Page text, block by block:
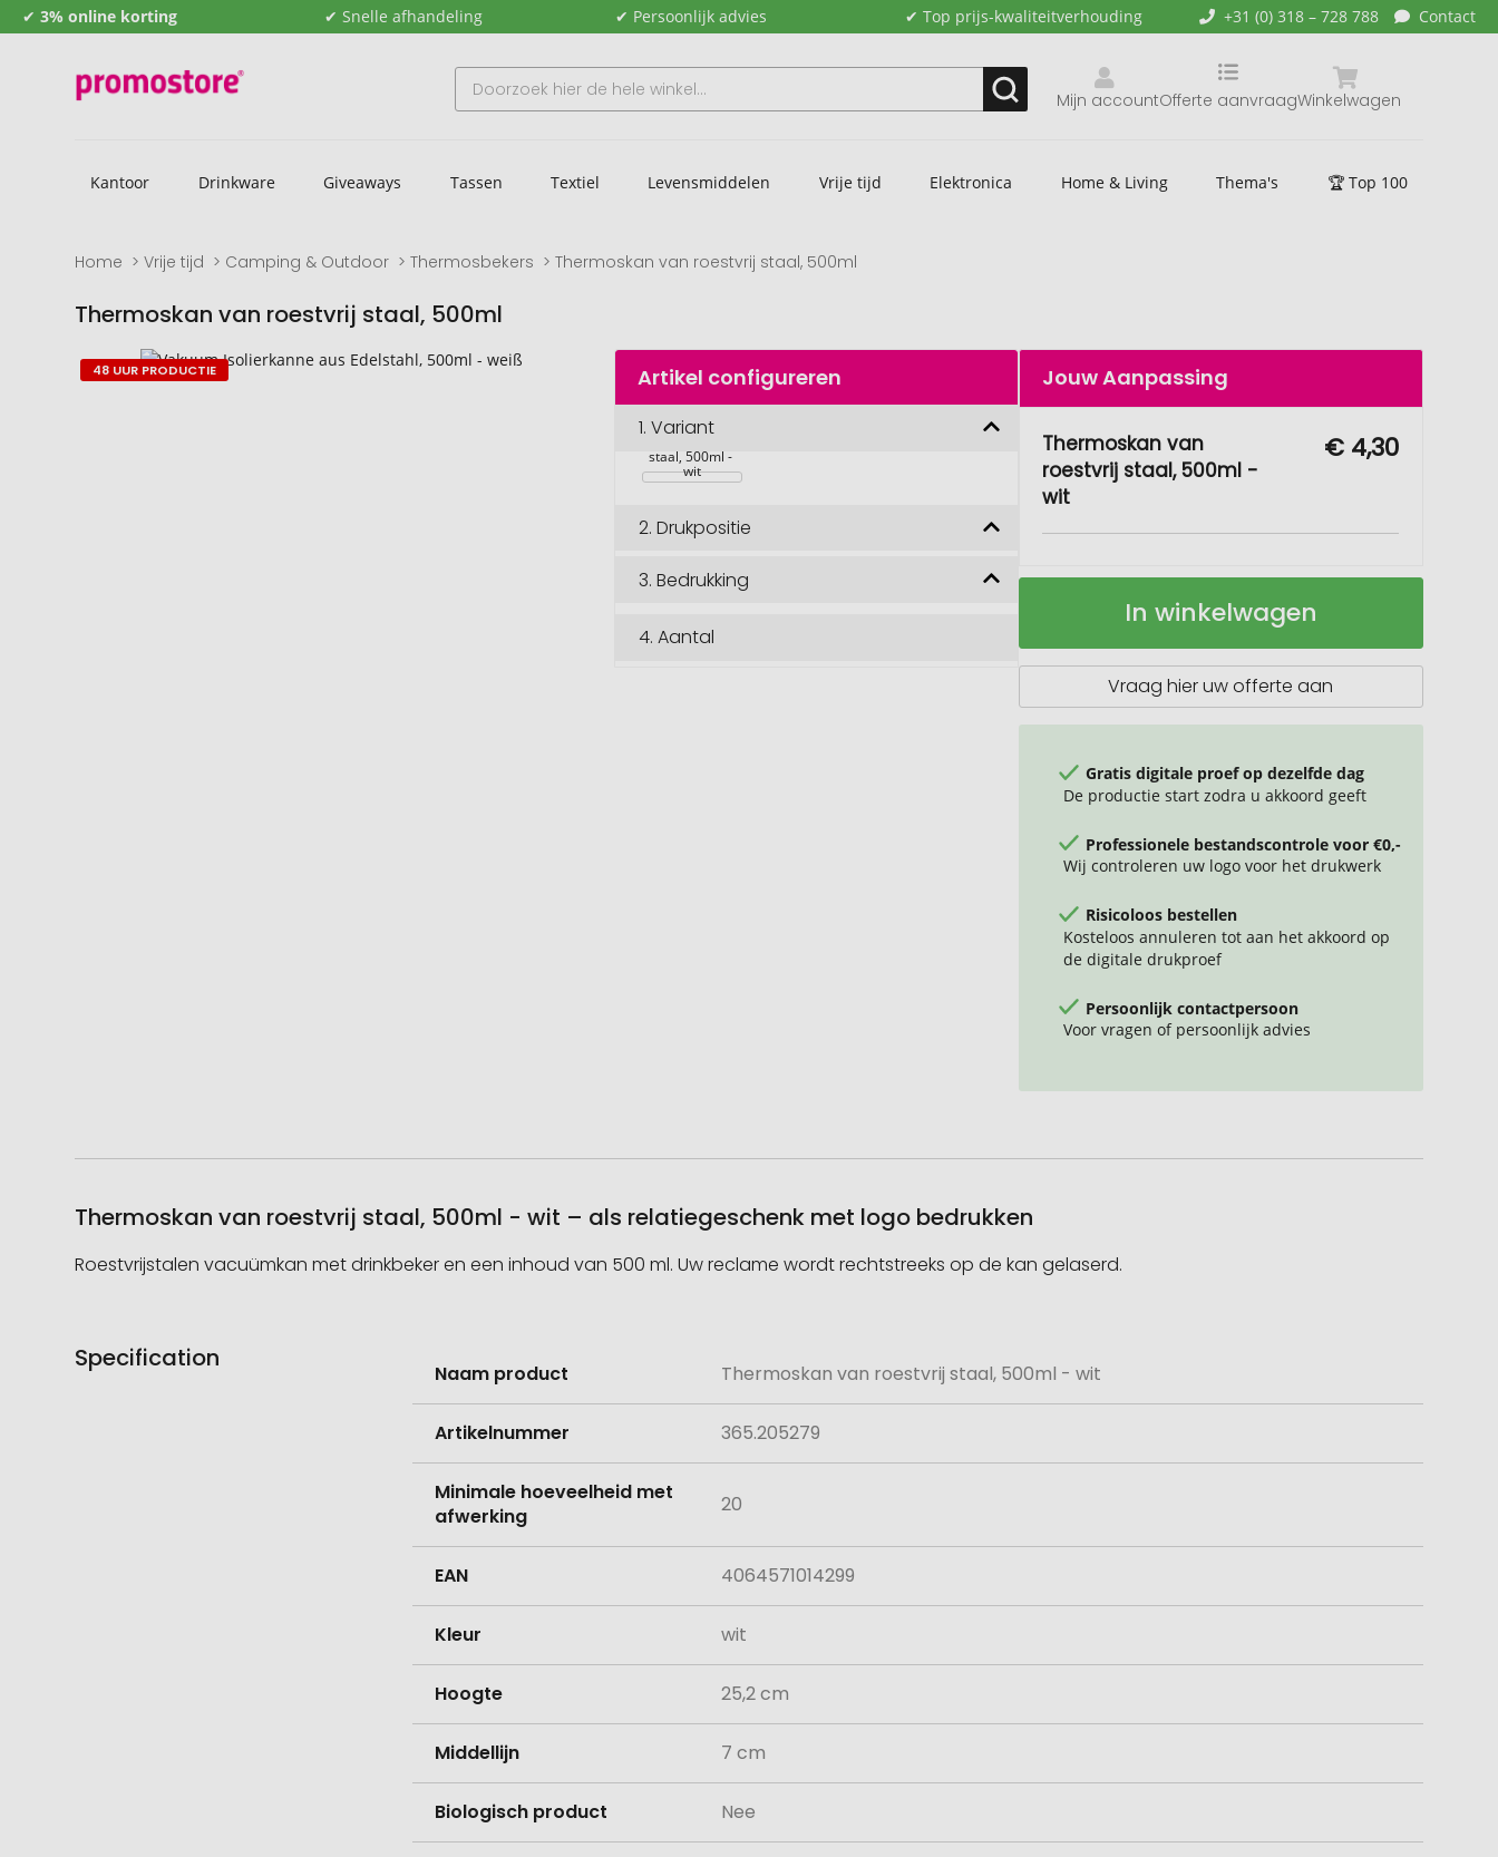
✔ 3% online korting ✔ Snelle afhandeling ✔ Persoonlijk advies ✔ Top prijs-kwaliteitverhouding +31 (0) 318 – 728 788 Contact
Mijn account Winkelwagen
Offerte aanvraag
Kantoor Drinkware Giveaways Tassen Textiel Levensmiddelen Vrije tijd Elektronica Home & Living Thema's 🏆 Top 100
Home Vrije tijd Camping & Outdoor Thermosbekers Thermoskan van roestvrij staal, 500ml
Thermoskan van roestvrij staal, 500ml
Naar
het
Naar
het
48 UUR PRODUCTIE Artikel configureren
1.Variant
Thermoskan
staal, 500ml -
wit
2.Drukpositie
3.Bedrukking
4.Aantal
Jouw Aanpassing
Thermoskan van
roestvrij staal, 500ml -
wit
€ 4,30
Thermoskan
staal,
Op
In winkelwagen
Vraag hier uw offerte aan
Gratis digitale proef op dezelfde dag
De productie start zodra u akkoord geeft
Professionele bestandscontrole voor €0,-
Wij controleren uw logo voor het drukwerk
Risicoloos bestellen
Kosteloos annuleren tot aan het akkoord op
de digitale drukproef
Persoonlijk contactpersoon
Voor vragen of persoonlijk advies
Thermoskan van roestvrij staal, 500ml - wit – als relatiegeschenk met logo bedrukken
Roestvrijstalen vacuümkan met drinkbeker en een inhoud van 500 ml. Uw reclame wordt rechtstreeks op de kan gelaserd.
Specification
informatie
Naam product Thermoskan van roestvrij staal, 500ml - wit
Artikelnummer 365.205279
Minimale hoeveelheid met
afwerking
20
EAN 4064571014299
Kleur wit
Hoogte 25,2 cm
Middellijn 7 cm
Biologisch product Nee